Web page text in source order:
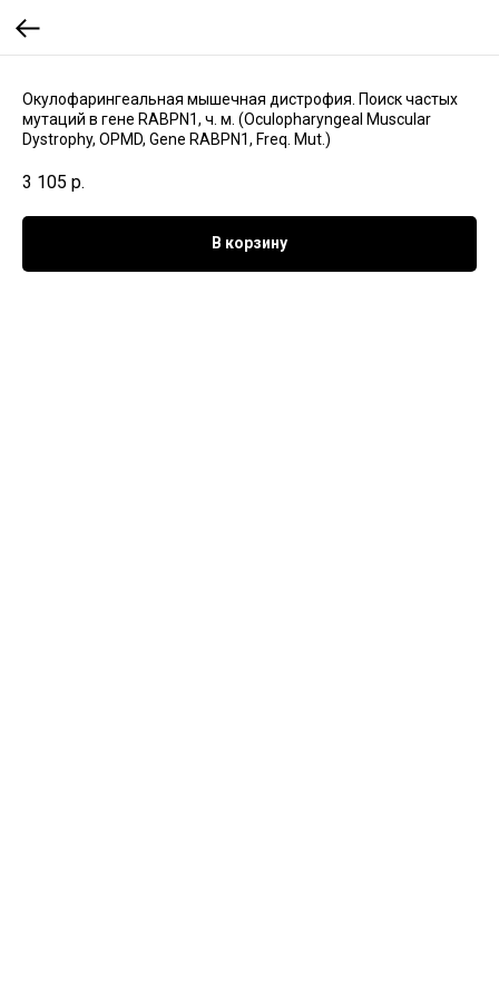
Окулофарингеальная мышечная дистрофия. Поиск частых
мутаций в гене RABPN1, ч. м. (Oculopharyngeal Muscular
Dystrophy, OPMD, Gene RABPN1, Freq. Mut.)
3 105 р.
В корзину